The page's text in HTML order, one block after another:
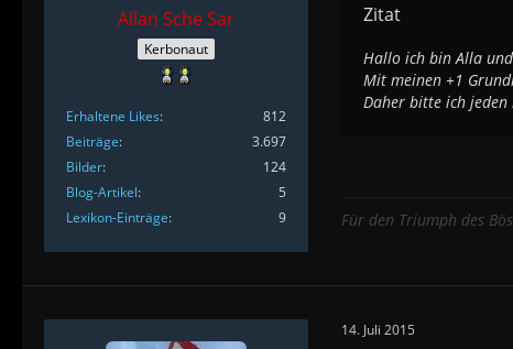
Allan Sche Sar
Kerbonaut
Erhaltene Likes
812
Beiträge
3.697
Bilder
124
Blog-Artikel
5
Lexikon-Einträge
9
Zitat
Hallo ich bin Alla
Mit meinen +1
Daher bitte ich
Für den Triumph des
14. Juli 2015